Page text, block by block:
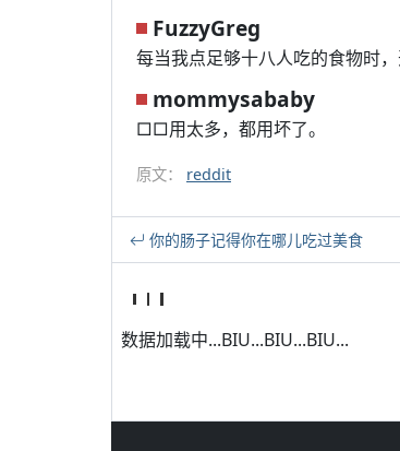
FuzzyGreg
每当我点足够十八人吃的食物时
mommysababy
□□用太多，都用坏了。
原文： reddit
你的肠子记得你在哪儿吃过美食
数据加载中...BIU...BIU...BIU...